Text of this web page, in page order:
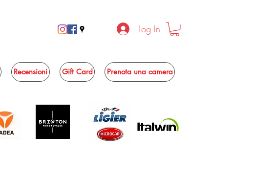
Log In
Recensioni Gift Card Prenota una camera